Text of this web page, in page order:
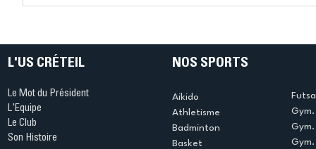
Ping ? Quand le tennis de
termine
L'US CRÉTEIL
Le Mot du Président
L'Equipe
Le Club
Son Histoire
NOS SPORTS
Aikido
Athletisme
Badminton
Basket